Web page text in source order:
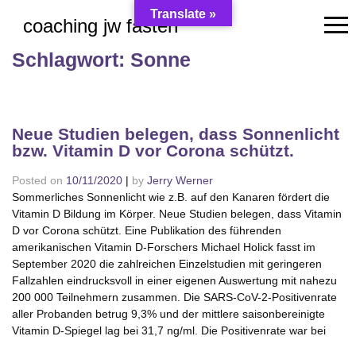
coaching jw fasten
Schlagwort: Sonne
Neue Studien belegen, dass Sonnenlicht
bzw. Vitamin D vor Corona schützt.
Posted on 10/11/2020 | by Jerry Werner
Sommerliches Sonnenlicht wie z.B. auf den Kanaren fördert die
Vitamin D Bildung im Körper. Neue Studien belegen, dass Vitamin
D vor Corona schützt. Eine Publikation des führenden
amerikanischen Vitamin D-Forschers Michael Holick fasst im
September 2020 die zahlreichen Einzelstudien mit geringeren
Fallzahlen eindrucksvoll in einer eigenen Auswertung mit nahezu
200 000 Teilnehmern zusammen. Die SARS-CoV-2-Positivenrate
aller Probanden betrug 9,3% und der mittlere saisonbereinigte
Vitamin D-Spiegel lag bei 31,7 ng/ml. Die Positivenrate war bei
Translate »